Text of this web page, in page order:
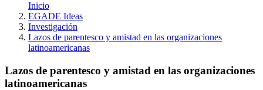
Inicio
EGADE Ideas
Investigación
Lazos de parentesco y amistad en las organizaciones
latinoamericanas
Lazos de parentesco y amistad en las organizaciones
latinoamericanas